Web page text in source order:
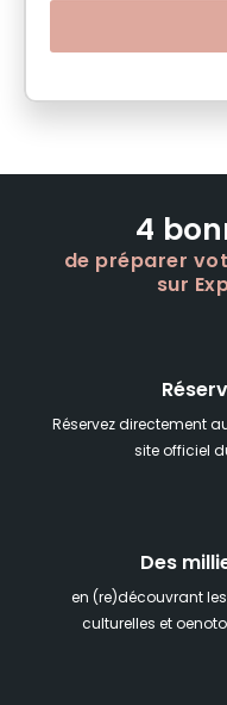
4
de préparer
sur
Réservez directement
site officiel
Des
en (re)découvrant
culturelles et